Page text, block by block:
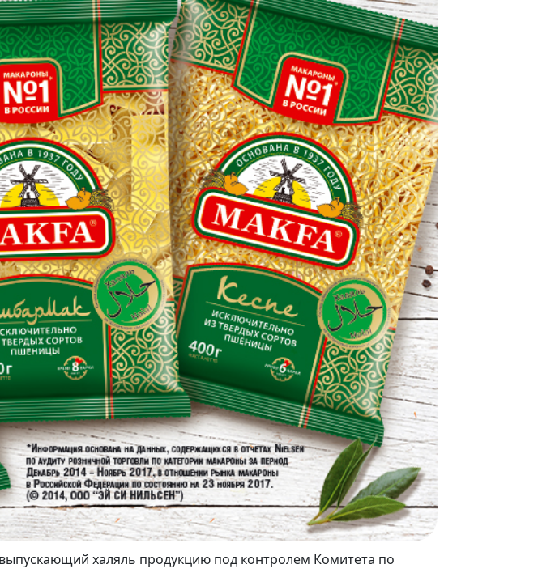
халяль продукцию под контролем Комитета по